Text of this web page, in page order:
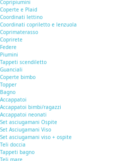
Copripiumini
Coperte e Plaid
Coordinati lettino
Coordinati copriletto e lenzuola
Coprimaterasso
Coprirete
Federe
Piumini
Tappeti scendiletto
Guanciali
Coperte bimbo
Topper
Bagno
Accappatoi
Accappatoi bimbi/ragazzi
Accappatoi neonati
Set asciugamani Ospite
Set Asciugamani Viso
Set asciugamani viso + ospite
Teli doccia
Tappeti bagno
Teli mare